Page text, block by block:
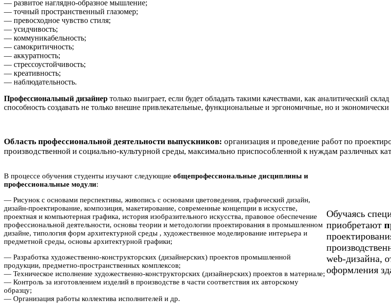
— развитое наглядно-образное мышление;
— точный пространственный глазомер;
— превосходное чувство стиля;
— усидчивость;
— коммуникабельность;
— самокритичность;
— аккуратность;
— стрессоустойчивость;
— креативность;
— наблюдательность.
Профессиональный дизайнер только выиграет, если будет обладать такими качествами, как аналитический
способность создавать не только внешне привлекательные, функциональные и эргономичные, но и
Область профессиональной деятельности выпускников: организация и проведение работ по
производственной и социально-культурной среды, максимально приспособленной к нуждам различных
В процессе обучения студенты изучают следующие общепрофессиональные дисциплины и
профессиональные модули:
— Рисунок с основами перспективы, живопись с основами цветоведения, графический дизайн,
дизайн-проектирование, композиция, макетирование, современные концепции в искусстве,
проектная и компьютерная графика, история изобразительного искусства, правовое обеспечение
профессиональной деятельности, основы теории и методологии проектирования в промышленном
дизайне, типология форм архитектурной среды , художественное моделирование интерьера и
предметной среды, основы архитектурной графики;
— Разработка художественно-конструкторских (дизайнерских) проектов промышленной
продукции, предметно-пространственных комплексов;
— Техническое исполнение художественно-конструкторских (дизайнерских) проектов в материале;
— Контроль за изготовлением изделий в производстве в части соответствия их авторскому
образцу;
— Организация работы коллектива исполнителей и др.
Обучаясь
приобретают
web-дизайна,
оформления